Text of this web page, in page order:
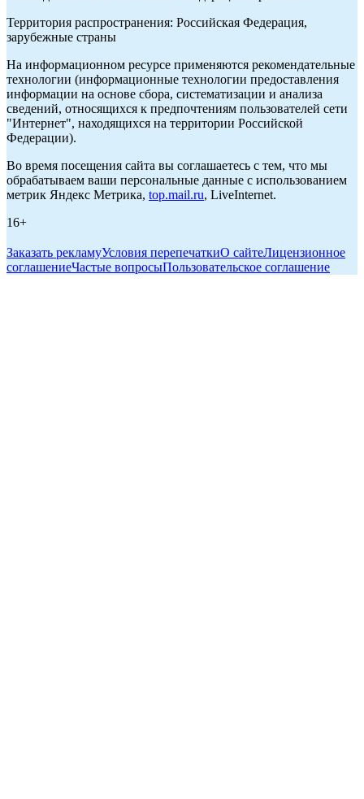
Территория распространения: Российская Федерация,
зарубежные страны
На информационном ресурсе применяются рекомендательные
технологии (информационные технологии предоставления
информации на основе сбора, систематизации и анализа
сведений, относящихся к предпочтениям пользователей сети
"Интернет", находящихся на территории Российской
Федерации).
Во время посещения сайта вы соглашаетесь с тем, что мы
обрабатываем ваши персональные данные с использованием
метрик Яндекс Метрика, top.mail.ru, LiveInternet.
16+
Заказать рекламуУсловия перепечаткиО сайтеЛицензионное
соглашениеЧастые вопросыПользовательское соглашение